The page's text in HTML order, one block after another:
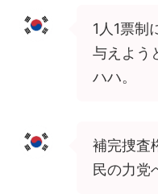
1人1票制
与えよう
ハハ。
補完捜査
民の力党